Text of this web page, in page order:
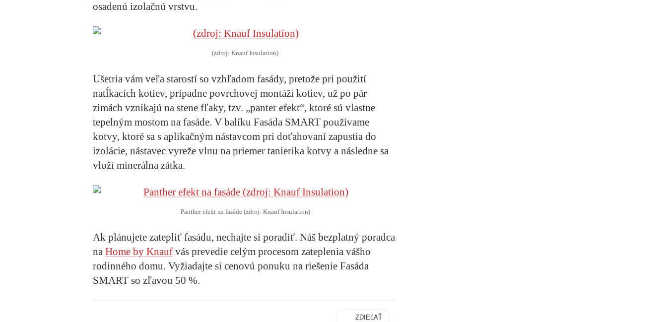
osadenú izolačnú vrstvu.
(zdroj: Knauf Insulation)
Ušetria vám veľa starostí so vzhľadom fasády, pretože pri použití
natĺkacích kotiev, prípadne povrchovej montáži kotiev, už po pár
zimách vznikajú na stene fľaky, tzv. „panter efekt“, ktoré sú vlastne
tepelným mostom na fasáde. V balíku Fasáda SMART používame
kotvy, ktoré sa s aplikačným nástavcom pri doťahovaní zapustia do
izolácie, nástavec vyreže vlnu na priemer tanierika kotvy a následne sa
vloží minerálna zátka.
Panther efekt na fasáde (zdroj: Knauf Insulation)
Ak plánujete zatepliť fasádu, nechajte si poradiť. Náš bezplatný poradca
na Home by Knauf vás prevedie celým procesom zateplenia vášho
rodinného domu. Vyžiadajte si cenovú ponuku na riešenie Fasáda
SMART so zľavou 50 %.
ZDIEĽAŤ